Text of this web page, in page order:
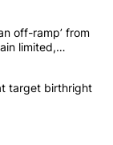
articles in the last
is ‘looking for an
off-ramp’ from
limited,
orders that
target birthright